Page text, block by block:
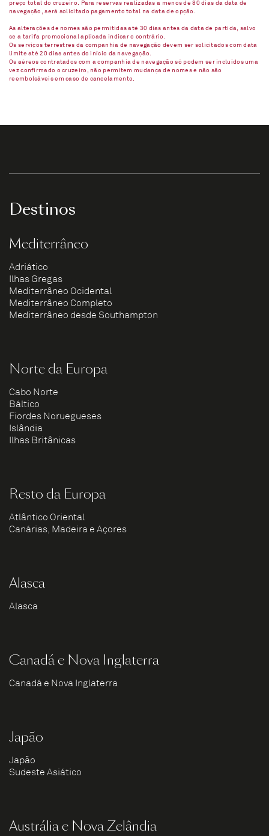
preço total do cruzeiro. Para reservas realizadas a menos de 80 dias da data de
navegação, será solicitado pagamento total na data de opção.
As alterações de nomes são permitidas até 30 dias antes da data de partida, salvo
se a tarifa promocional aplicada indicar o contrário.
Os serviços terrestres da companhia de navegação devem ser solicitados com data
limite até 20 dias antes do início da navegação.
Os aéreos contratados com a companhia de navegação só podem ser incluídos uma
vez confirmado o cruzeiro, não permitem mudança de nomes e não são
reembolsáveis em caso de cancelamento.​
Destinos
Mediterrâneo
Adriático
Ilhas Gregas
Mediterrâneo Ocidental
Mediterrâneo Completo
Mediterrâneo desde Southampton
Norte da Europa
Cabo Norte
Báltico
Fiordes Noruegueses
Islândia
Ilhas Britânicas
Resto da Europa
Atlântico Oriental
Canárias, Madeira e Açores
Alasca
Alasca
Canadá e Nova Inglaterra
Canadá e Nova Inglaterra
Japão
Japão
Sudeste Asiático
Austrália e Nova Zelândia